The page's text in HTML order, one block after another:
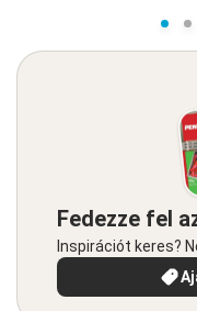
Fedezze fel
Inspirációt keres?